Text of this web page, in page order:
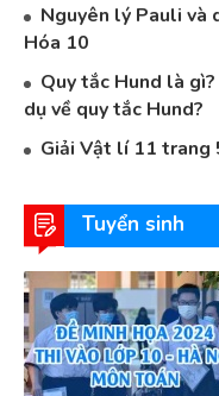
Nguyên lý Pauli và
Hóa 10
Quy tắc Hund là
dụ về quy tắc Hund?
Giải Vật lí 11 trang
Tuyển sinh